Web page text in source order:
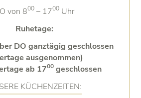
von 800– 1700Uhr
Ruhetage:
DO ganztägig geschlossen
ausgenommen)
ab 1700 geschlossen
KÜCHENZEITEN: